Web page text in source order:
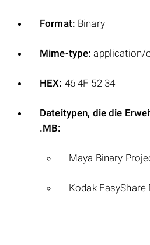
Format: Binary
Mime-type: application/
HEX: 46 4F 52 34
Dateitypen, die die
.MB:
Maya Binary
Kodak EasyShare